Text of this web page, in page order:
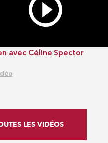
avec Céline Spector
LES VIDÉOS